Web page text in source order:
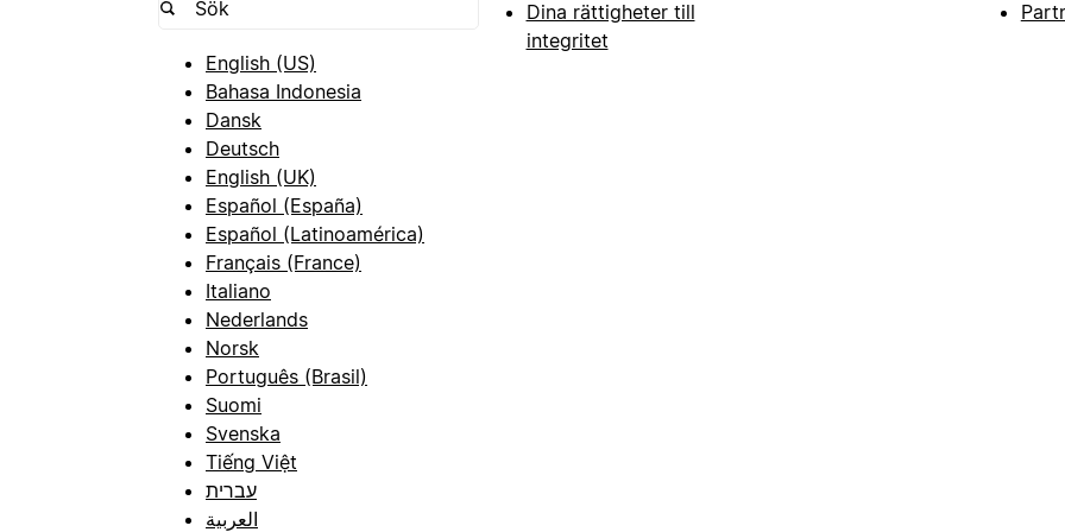
English (US)
Bahasa Indonesia
Dansk
Deutsch
English (UK)
Español (España)
Español (Latinoamérica)
Français (France)
Italiano
Nederlands
Norsk
Português (Brasil)
Suomi
Svenska
Tiếng Việt
עברית
العربية
Dina rättigheter till
integritet